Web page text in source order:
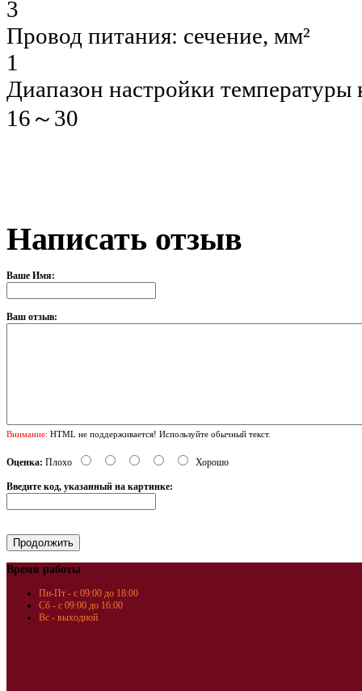
3
Провод питания: сечение, мм²
1
Диапазон настройки температуры
16～30
Написать отзыв
Ваше Имя:
Ваш отзыв:
Внимание: HTML не поддерживается! Используйте обычный текст.
Оценка: Плохо Хорошо
Введите код, указанный на картинке:
Время работы
Пн-Пт - с 09:00 до 18:00
Сб - с 09:00 до 16:00
Вс - выходной